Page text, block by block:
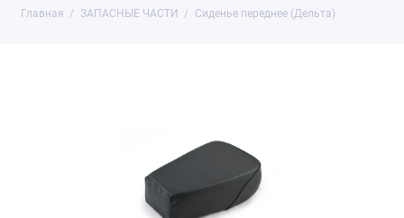
Главная ЗАПАСНЫЕ ЧАСТИ Сиденье переднее (Дельта)